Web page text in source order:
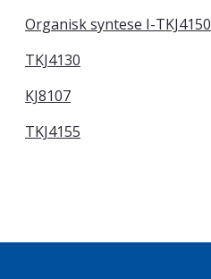
Organisk syntese I-TKJ4150
TKJ4130
KJ8107
TKJ4155